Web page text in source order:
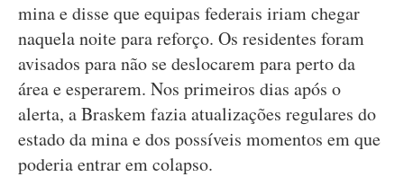
mina e disse que equipas federais iriam chegar
naquela noite para reforço. Os residentes foram
avisados para não se deslocarem para perto da
área e esperarem. Nos primeiros dias após o
alerta, a Braskem fazia atualizações regulares do
estado da mina e dos possíveis momentos em que
poderia entrar em colapso.